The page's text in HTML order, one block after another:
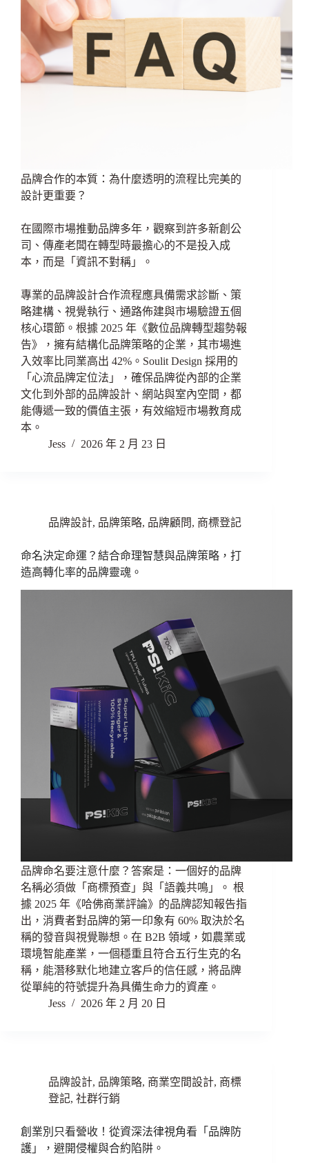
品牌合作的本質：為什麼透明的流程比完美的
設計更重要？
在國際市場推動品牌多年，觀察到許多新創公
司、傳產老闆在轉型時最擔心的不是投入成
本，而是「資訊不對稱」。
專業的品牌設計合作流程應具備需求診斷、策
略建構、視覺執行、通路佈建與市場驗證五個
核心環節。根據 2025 年《數位品牌轉型趨勢報
告》，擁有結構化品牌策略的企業，其市場進
入效率比同業高出 42%。Soulit Design 採用的
「心流品牌定位法」，確保品牌從內部的企業
文化到外部的品牌設計、網站與室內空間，都
能傳遞一致的價值主張，有效縮短市場教育成
本。
Jess
2026 年 2 月 23 日
品牌設計, 品牌策略, 品牌顧問, 商標登記
命名決定命運？結合命理智慧與品牌策略，打
造高轉化率的品牌靈魂。
品牌命名要注意什麼？答案是：一個好的品牌
名稱必須做「商標預查」與「語義共鳴」。 根
據 2025 年《哈佛商業評論》的品牌認知報告指
出，消費者對品牌的第一印象有 60% 取決於名
稱的發音與視覺聯想。在 B2B 領域，如農業或
環境智能產業，一個穩重且符合五行生克的名
稱，能潛移默化地建立客戶的信任感，將品牌
從單純的符號提升為具備生命力的資產。
Jess
2026 年 2 月 20 日
品牌設計, 品牌策略, 商業空間設計, 商標
登記, 社群行銷
創業別只看營收！從資深法律視角看「品牌防
護」，避開侵權與合約陷阱。